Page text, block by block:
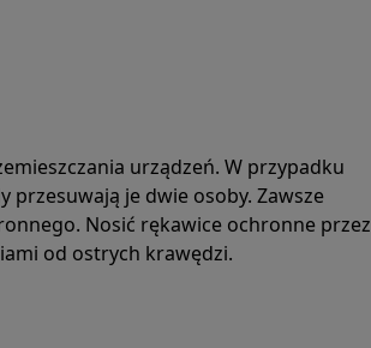
urządzeń. W przypadku
przesuwają je dwie osoby. Zawsze
Nosić rękawice ochronne przez
od ostrych krawędzi.